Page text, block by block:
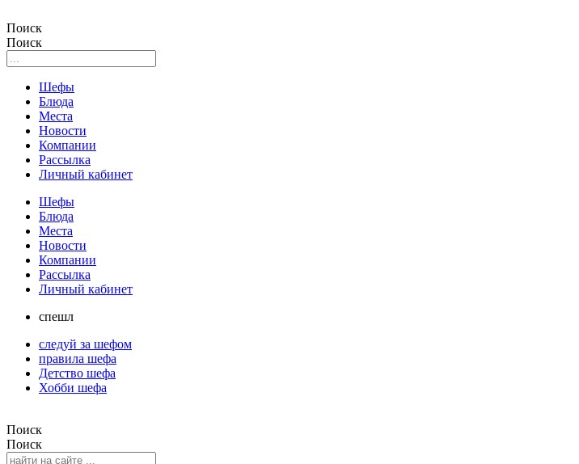
Поиск
Поиск
Шефы
Блюда
Места
Новости
Компании
Рассылка
Личный кабинет
Шефы
Блюда
Места
Новости
Компании
Рассылка
Личный кабинет
спешл
следуй за шефом
правила шефа
Детство шефа
Хобби шефа
Поиск
Поиск